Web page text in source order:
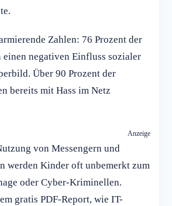
Zahlen: 76 Prozent der
einen negativen Einfluss sozialer
Über 90 Prozent der
bereits mit Hass im Netz
Anzeige
von Messengern und
werden Kinder oft unbemerkt zum
oder Cyber-Kriminellen.
gratis PDF-Report, wie IT-